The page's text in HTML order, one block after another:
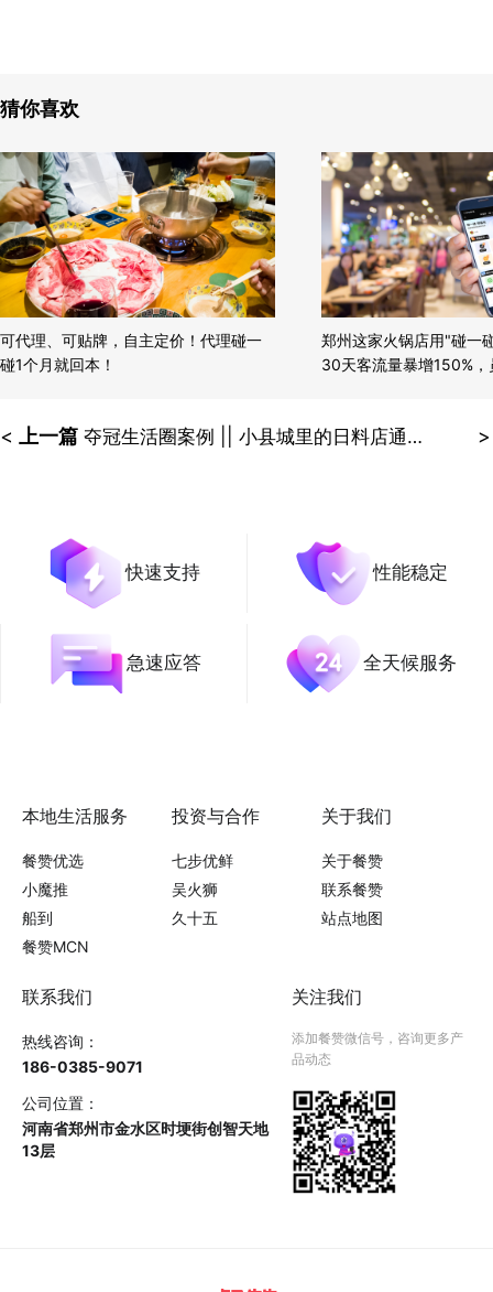
猜你喜欢
可代理、可贴牌，自主定价！代理碰一
碰1个月就回本！
郑州这家火锅店用"碰一
30天客流量暴增150%
< 上一篇 夺冠生活圈案例 || 小县城里的日料店通过小程序单周订单145单，流水2w+ >
快速支持 性能稳定
急速应答 全天候服务
本地生活服务
餐赞优选
小魔推
船到
餐赞MCN
投资与合作
七步优鲜
吴火狮
久十五
关于我们
关于餐赞
联系餐赞
站点地图
联系我们
热线咨询：
186-0385-9071
公司位置：
河南省郑州市金水区时埂街创智天地
13层
关注我们
添加餐赞微信号，咨询更多产
品动态